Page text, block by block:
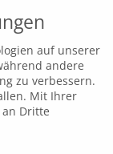
auf unserer
andere
zu verbessern.
Mit Ihrer
Dritte